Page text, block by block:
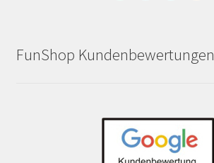
FunShop Kundenbewertungen